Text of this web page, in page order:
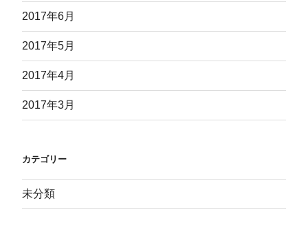
2017年6月
2017年5月
2017年4月
2017年3月
カテゴリー
未分類